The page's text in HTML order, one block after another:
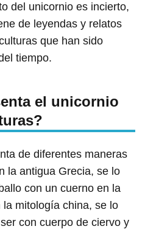
del unicornio es incierto,
de leyendas y relatos
que han sido
tiempo.
el unicornio
de diferentes maneras
la antigua Grecia, se lo
con un cuerno en la
mitología china, se lo
con cuerpo de ciervo y